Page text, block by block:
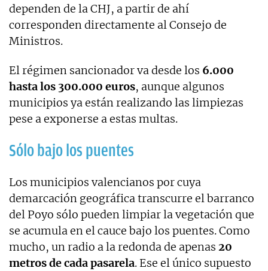
dependen de la CHJ, a partir de ahí
corresponden directamente al Consejo de
Ministros.
El régimen sancionador va desde los 6.000
hasta los 300.000 euros, aunque algunos
municipios ya están realizando las limpiezas
pese a exponerse a estas multas.
Sólo bajo los puentes
Los municipios valencianos por cuya
demarcación geográfica transcurre el barranco
del Poyo sólo pueden limpiar la vegetación que
se acumula en el cauce bajo los puentes. Como
mucho, un radio a la redonda de apenas 20
metros de cada pasarela. Ese el único supuesto